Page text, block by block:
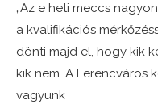
„Az e heti meccs
a kvalifikációs
dönti majd el, hogy kik
kik nem. A Ferencváros
vagyunk